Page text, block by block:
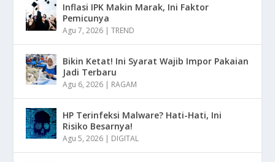
Inflasi IPK Makin Marak, Ini Faktor
Pemicunya
Agu 7, 2026 |TREND
Bikin Ketat! Ini Syarat Wajib Impor Pakaian
Jadi Terbaru
Agu 6, 2026 | RAGAM
HP Terinfeksi Malware? Hati-Hati, Ini
Risiko Besarnya!
Agu 5, 2026 | DIGITAL